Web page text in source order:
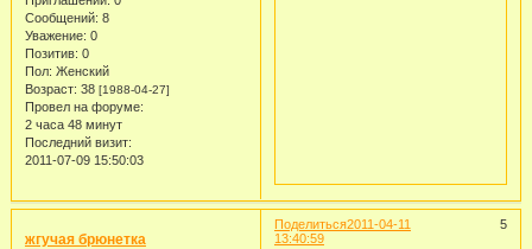
Сообщений: 8
Уважение: 0
Позитив: 0
Пол: Женский
Возраст: 38 [1988-04-27]
Провел на форуме:
2 часа 48 минут
Последний визит:
2011-07-09 15:50:03
Поделиться 5
2011-04-11
13:40:59
жгучая брюнетка